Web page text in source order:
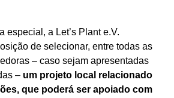
especial, a Let’s Plant e.V.
de selecionar, entre todas as
– caso sejam apresentadas
– um projeto local relacionado
que poderá ser apoiado com